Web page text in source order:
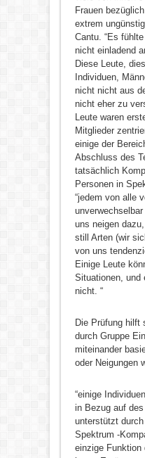
Frauen
extrem
Cantu. “Es
nicht einladend
Diese Leute,
Individuen,
nicht nicht aus
nicht eher zu
Leute waren
Mitglieder
einige der
Abschluss des
tatsächlich
Personen in
“jedem von alle
uns neigen
still Arten (wir
von uns
Einige Leute
Situationen, und
nicht. “
Die Prüfung hilft
durch Gruppe
miteinander
oder Neigungen
“einige
in Bezug auf
unterstützt
Spektrum -
einzige Funktion